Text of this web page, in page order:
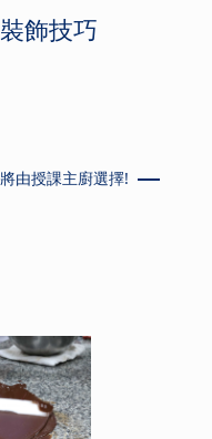
飾技巧
由授課主廚選擇!